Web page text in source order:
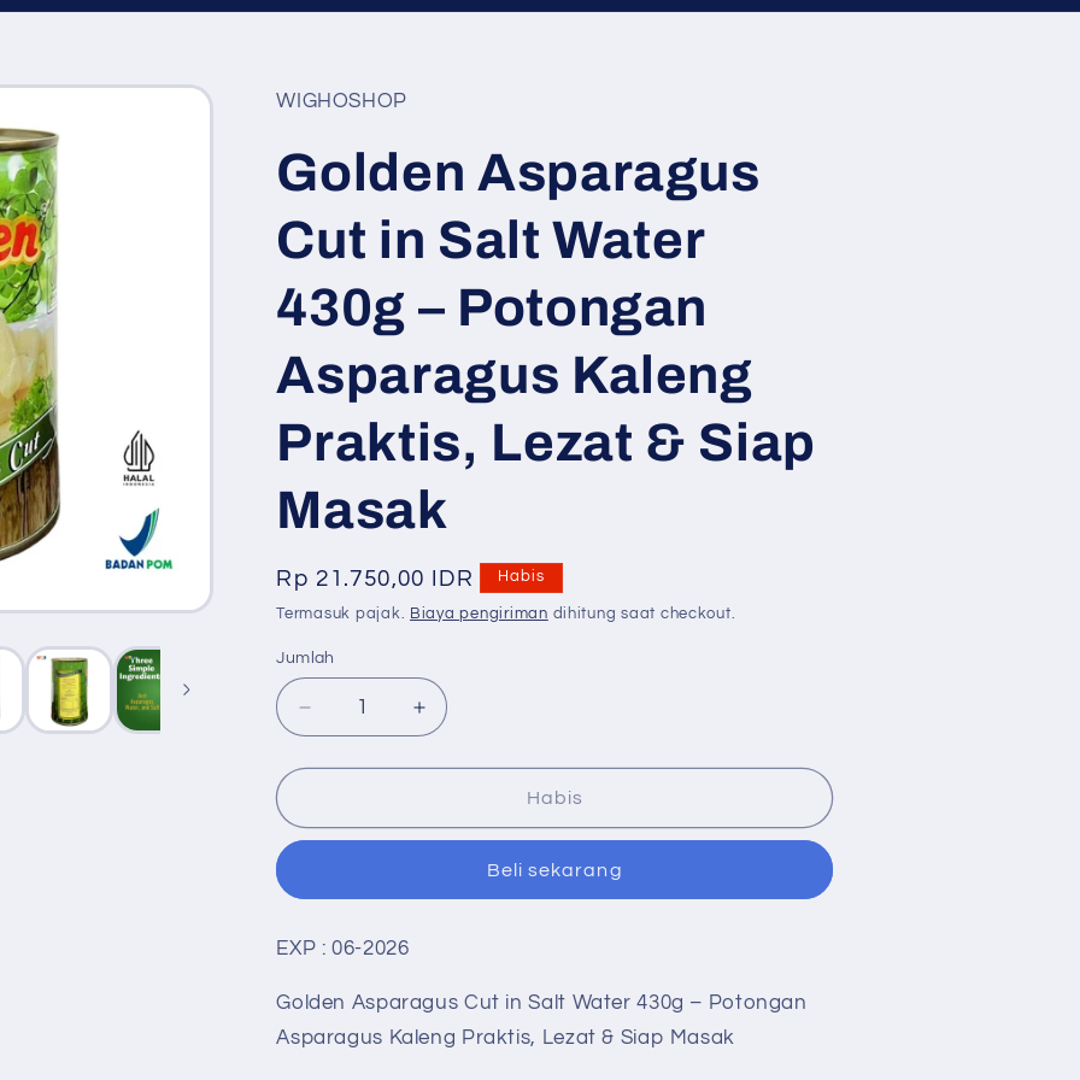
WIGHOSHOP
Golden Asparagus
Cut in Salt Water
430g – Potongan
Asparagus Kaleng
Praktis, Lezat & Siap
Masak
Harga
reguler
Rp 21.750,00 IDR Habis
Termasuk pajak. Biaya pengiriman dihitung saat checkout.
Jumlah
Jumlah
Kurangi
jumlah
untuk
Asparagus
Salt
430g
Potongan
Asparagus
Tambah
jumlah
untuk
Asparagus
Salt
Potongan
Asparagus
Habis
Beli sekarang
EXP : 06-2026
Golden Asparagus Cut in Salt Water 430g – Potongan
Asparagus Kaleng Praktis, Lezat & Siap Masak